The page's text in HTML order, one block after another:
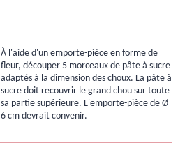
À l'aide d'un emporte-pièce en forme de
fleur, découper 5 morceaux de pâte à sucre
adaptés à la dimension des choux. La pâte à
sucre doit recouvrir le grand chou sur toute
sa partie supérieure. L'emporte-pièce de Ø
6 cm devrait convenir.